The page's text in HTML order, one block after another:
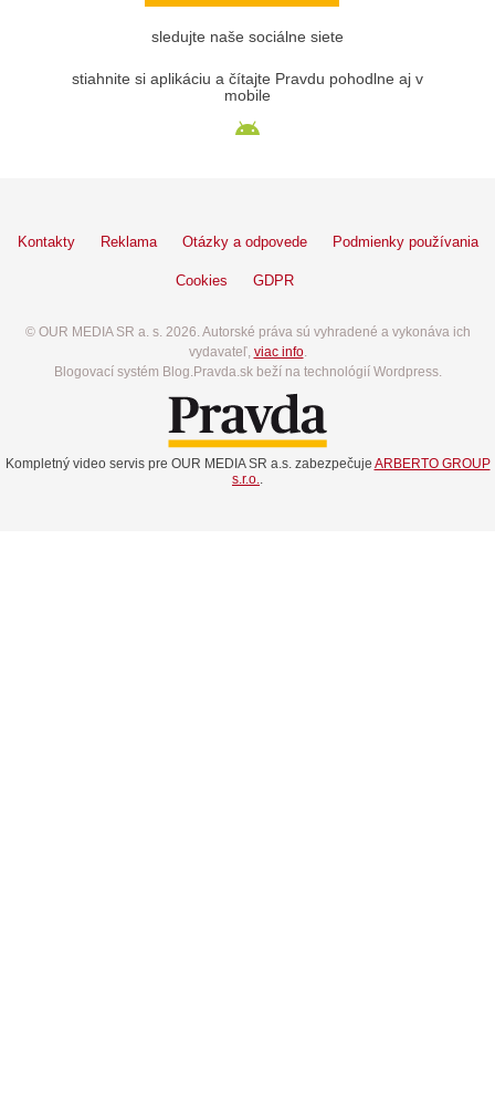
sledujte naše sociálne siete
stiahnite si aplikáciu a čítajte Pravdu pohodlne aj v
mobile
Kontakty Reklama Otázky a odpovede Podmienky používania
Cookies GDPR
© OUR MEDIA SR a. s. 2026. Autorské práva sú vyhradené a vykonáva ich
vydavateľ, viac info.
Blogovací systém Blog.Pravda.sk beží na technológií Wordpress.
Kompletný video servis pre OUR MEDIA SR a.s. zabezpečuje ARBERTO GROUP
s.r.o.